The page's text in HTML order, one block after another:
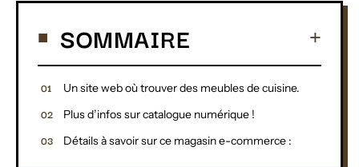
SOMMAIRE
Un site web où trouver des meubles de cuisine.
Plus d’infos sur catalogue numérique !
Détails à savoir sur ce magasin e-commerce :